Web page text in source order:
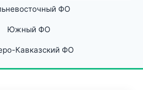
ФО
Южный ФО
Кавказский ФО